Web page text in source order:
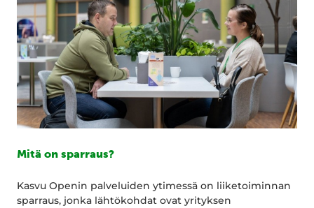
Mitä on sparraus?
Kasvu Openin palveluiden ytimessä on liiketoiminnan
sparraus, jonka lähtökohdat ovat yrityksen